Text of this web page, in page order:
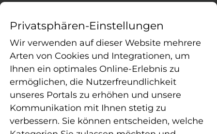
Hassan Rezai Asl, Holger Herrmann, Tomasz Kowalczyk, Marco
van Hees
Die APELOS Therapie ist ein in Deutschland agierender
Betreiber von Therapiepraxen für Ambulante Rehabilitation,
Physiotherapie, Ergotherapie, Logopädie, Osteopathie und
Privatsphären-Einstellungen
Wir verwenden auf dieser Website mehrere
Arten von Cookies und Integrationen, um
Ihnen ein optimales Online-Erlebnis zu
ermöglichen, die Nutzerfreundlichkeit
unseres Portals zu erhöhen und unsere
Kommunikation mit Ihnen stetig zu
verbessern. Sie können entscheiden, welche